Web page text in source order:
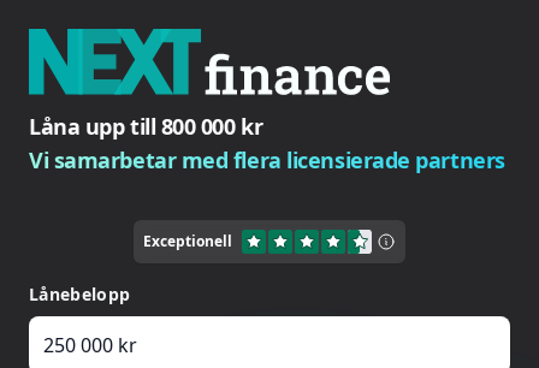
Låna upp till 800 000 kr
Vi samarbetar med flera licensierade partners
Exceptionell
Lånebelopp